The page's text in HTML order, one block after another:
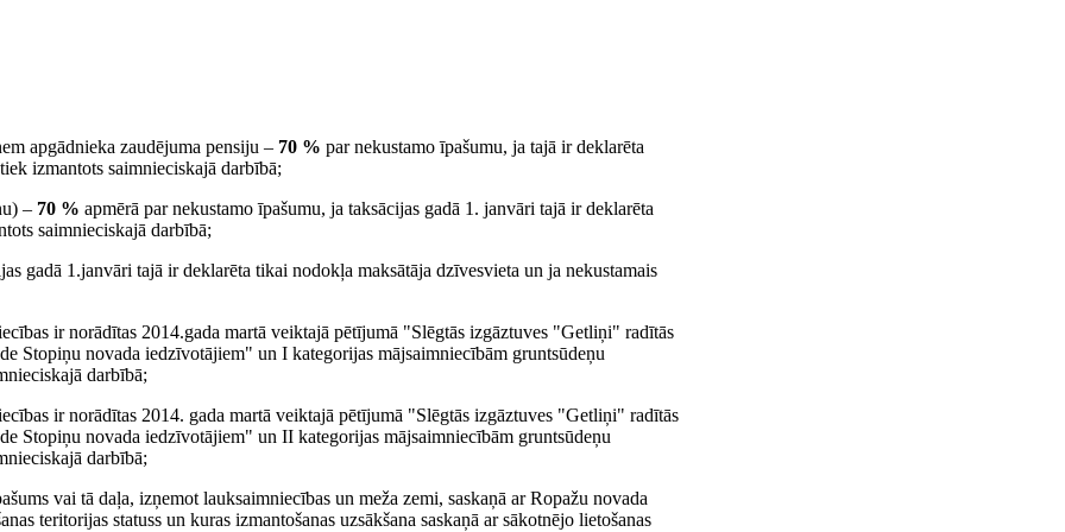
apgādnieka zaudējuma pensiju – 70 % par nekustamo īpašumu, ja tajā ir deklarēta
izmantots saimnieciskajā darbībā;
– 70 % apmērā par nekustamo īpašumu, ja taksācijas gadā 1. janvāri tajā ir deklarēta
saimnieciskajā darbībā;
gadā 1.janvāri tajā ir deklarēta tikai nodokļa maksātāja dzīvesvieta un ja nekustamais
ir norādītas 2014.gada martā veiktajā pētījumā "Slēgtās izgāztuves "Getliņi" radītās
Stopiņu novada iedzīvotājiem" un I kategorijas mājsaimniecībām gruntsūdeņu
darbībā;
ir norādītas 2014. gada martā veiktajā pētījumā "Slēgtās izgāztuves "Getliņi" radītās
Stopiņu novada iedzīvotājiem" un II kategorijas mājsaimniecībām gruntsūdeņu
darbībā;
vai tā daļa, izņemot lauksaimniecības un meža zemi, saskaņā ar Ropažu novada
teritorijas statuss un kuras izmantošanas uzsākšana saskaņā ar sākotnējo lietošanas